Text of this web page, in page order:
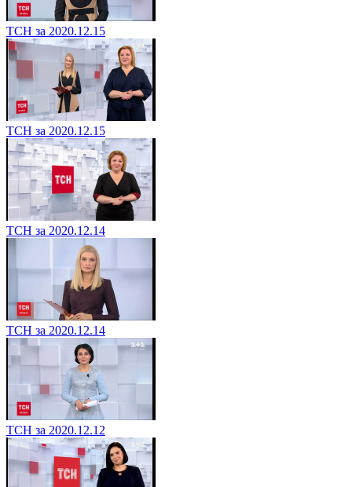
ТСН за 2020.12.15
ТСН за 2020.12.15
ТСН за 2020.12.14
ТСН за 2020.12.14
ТСН за 2020.12.12